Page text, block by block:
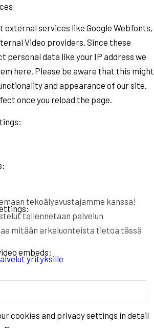
tekoälyavustajamme kanssa!
tallennetaan palvelun
mitään arkaluonteista tietoa tässä
yrityksille
external services like Google Webfonts,
Video providers. Since these
personal data like your IP address we
here. Please be aware that this might
and appearance of our site.
once you reload the page.
embeds:
cookies and privacy settings in detail